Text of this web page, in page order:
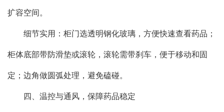
扩容空间。
细节实用：柜门选透明钢化玻璃，方便快速查看药品；
柜体底部带防滑垫或滚轮，滚轮需带刹车，便于移动和固
定；边角做圆弧处理，避免磕碰。
四、温控与通风，保障药品稳定